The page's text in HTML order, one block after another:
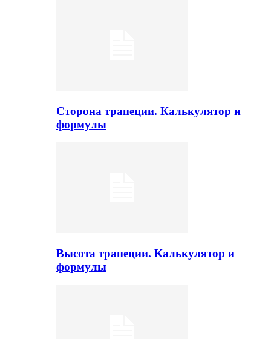
Сторона трапеции. Калькулятор и
формулы
Высота трапеции. Калькулятор и
формулы